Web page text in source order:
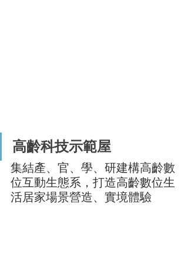
高齡科技示範屋
集結產、官、學、研建構高齡數
位互動生態系，打造高齡數位生
活居家場景營造、實境體驗